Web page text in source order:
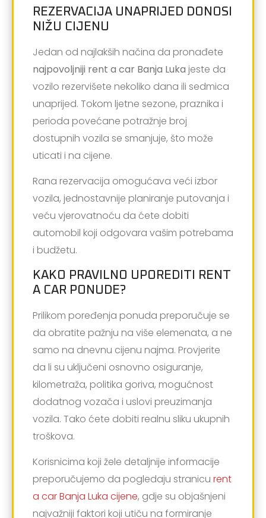
REZERVACIJA UNAPRIJED DONOSI
NIŽU CIJENU
Jedan od najlakših načina da pronađete
najpovoljniji rent a car Banja Luka jeste da
vozilo rezervišete nekoliko dana ili sedmica
unaprijed. Tokom ljetne sezone, praznika i
perioda povećane potražnje broj
dostupnih vozila se smanjuje, što može
uticati i na cijene.
Rana rezervacija omogućava veći izbor
vozila, jednostavnije planiranje putovanja i
veću vjerovatnoću da ćete dobiti
automobil koji odgovara vašim potrebama
i budžetu.
KAKO PRAVILNO UPOREDITI RENT
A CAR PONUDE?
Prilikom poređenja ponuda preporučuje se
da obratite pažnju na više elemenata, a ne
samo na dnevnu cijenu najma. Provjerite
da li su uključeni osnovno osiguranje,
kilometraža, politika goriva, mogućnost
dodatnog vozača i uslovi preuzimanja
vozila. Tako ćete dobiti realnu sliku ukupnih
troškova.
Korisnicima koji žele detaljnije informacije
preporučujemo da pogledaju stranicu rent
a car Banja Luka cijene, gdje su objašnjeni
najvažniji faktori koji utiču na formiranje